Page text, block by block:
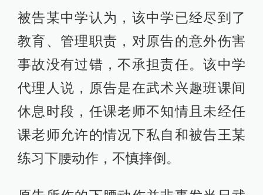
被告某中学认为，该中学已经尽到了
教育、管理职责，对原告的意外伤害
事故没有过错，不承担责任。该中学
代理人说，原告是在武术兴趣班课间
休息时段，任课老师不知情且未经任
课老师允许的情况下私自和被告王某
练习下腰动作，不慎摔倒。